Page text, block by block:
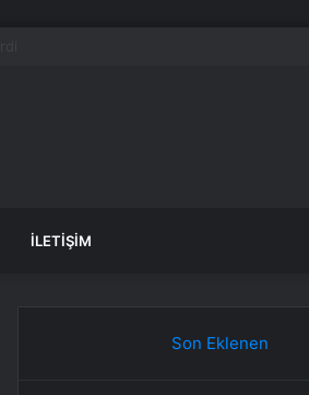
İLETIŞIM
Son Eklenen